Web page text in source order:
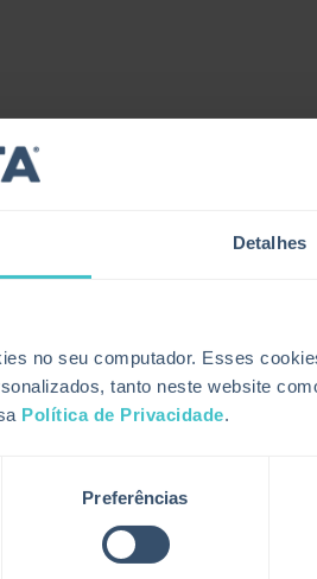
Detalhes
no seu computador. Esses
tanto neste website
Política de Privacidade.
Preferências